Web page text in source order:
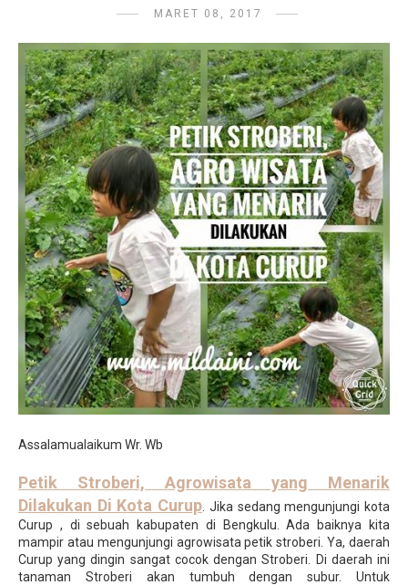
MARET 08, 2017
Assalamualaikum Wr. Wb
Petik Stroberi, Agrowisata yang Menarik
Dilakukan Di Kota Curup . Jika sedang mengunjungi kota
Curup , di sebuah kabupaten di Bengkulu. Ada baiknya kita
mampir atau mengunjungi agrowisata petik stroberi. Ya, daerah
Curup yang dingin sangat cocok dengan Stroberi. Di daerah ini
tanaman Stroberi akan tumbuh dengan subur. Untuk